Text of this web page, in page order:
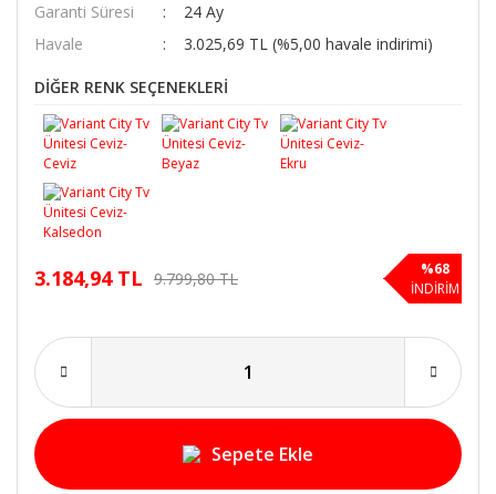
Garanti Süresi
24 Ay
Havale
3.025,69 TL (%5,00 havale indirimi)
DİĞER RENK SEÇENEKLERİ
3.184,94 TL 9.799,80 TL
%68
İNDİRİM
Sepete Ekle